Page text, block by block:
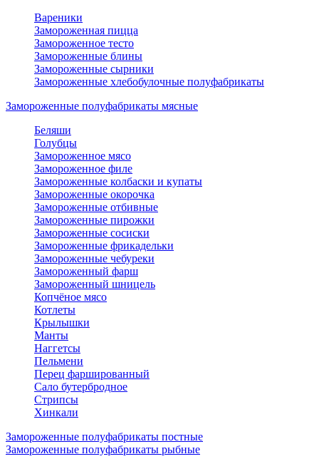
Вареники
Замороженная пицца
Замороженное тесто
Замороженные блины
Замороженные сырники
Замороженные хлебобулочные полуфабрикаты
Замороженные полуфабрикаты мясные
Беляши
Голубцы
Замороженное мясо
Замороженное филе
Замороженные колбаски и купаты
Замороженные окорочка
Замороженные отбивные
Замороженные пирожки
Замороженные сосиски
Замороженные фрикадельки
Замороженные чебуреки
Замороженный фарш
Замороженный шницель
Копчёное мясо
Котлеты
Крылышки
Манты
Наггетсы
Пельмени
Перец фаршированный
Сало бутербродное
Стрипсы
Хинкали
Замороженные полуфабрикаты постные
Замороженные полуфабрикаты рыбные